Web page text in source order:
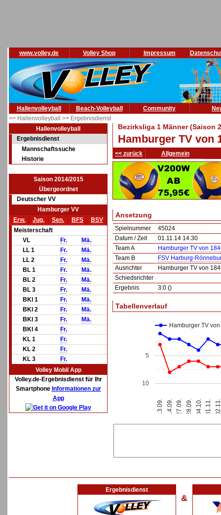
www.volley.de Volley Shop Impressum
Hallenvolleyball Beach-Volleyball Community
>> Hallenvolleyball >> Ergebnisdienst
Hallenvolleyball
Ergebnisdienst
Mannschaftssuche
Historie
Saison 2014/2015
Übergeordnet
Deutscher VV
Hamburger VV
Erw.
Jug. Sen. BFS
BSV
Meisterschaft
VL
Fr.
Mä.
LL 1
Fr.
Mä.
LL 2
Fr.
Mä.
BL 1
Fr.
Mä.
BL 2
Fr.
Mä.
BL 3
Fr.
Mä.
BKl 1
Fr.
Mä.
BKl 2
Fr.
Mä.
BKl 3
Fr.
Mä.
BKl 4
Fr.
KL 1
Fr.
KL 2
Fr.
KL 3
Fr.
Volley Mobil App
Volley.de-Ergebnisdienst für Ihr
Smartphone Informationen zur
App
Bezirksliga 1 Männer (Saison
Hamburger TV von
<< zurück Allgemein
Ansetzung
Spielnummer
45024
Datum / Zeit
01.11.14 14:30
Team A
Hamburger TV von
Team B
FSV Harburg-
Ausrichter
Hamburger TV von
Schiedsrichter
Ergebnis
3:0 ()
Tabellenverlauf
Hamburger TV
13.09. 14.09. 27.09. 28.09. 04.10. 01.11. 02.11.
5
10
Ergebnisdienst
&